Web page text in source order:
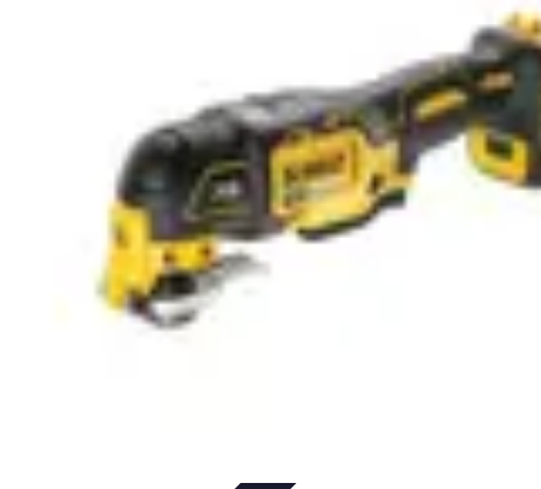
Techniques de
Le Monde du Padel